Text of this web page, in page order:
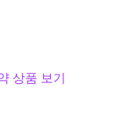
상품 보기